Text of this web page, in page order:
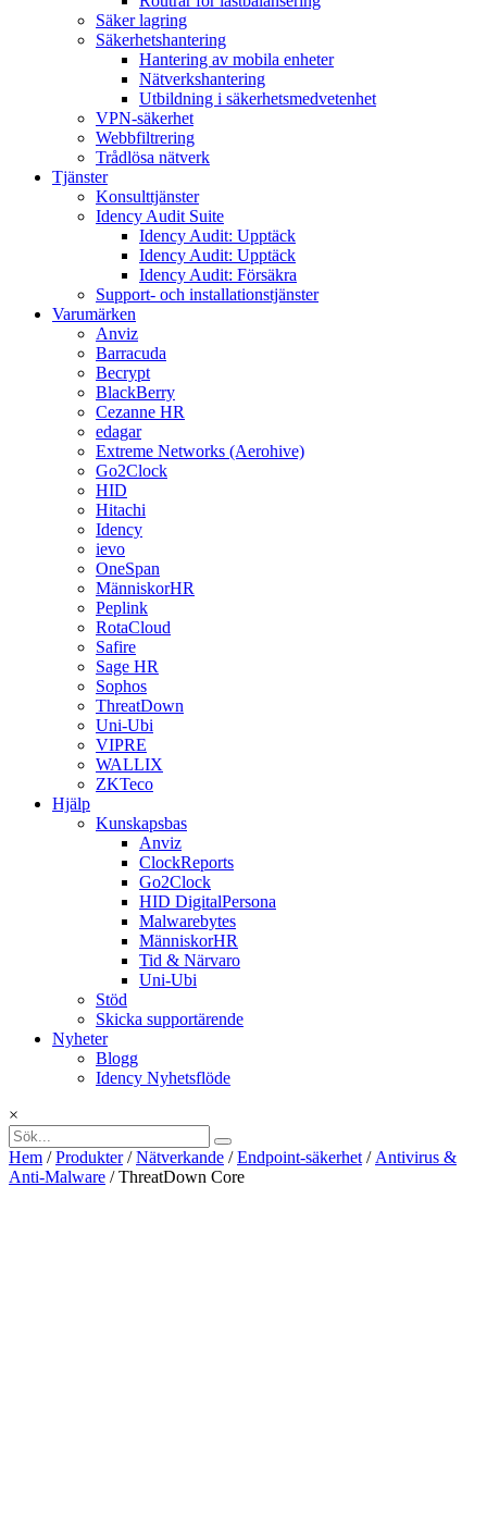
Säker lagring
Säkerhetshantering
Hantering av mobila enheter
Nätverkshantering
Utbildning i säkerhetsmedvetenhet
VPN-säkerhet
Webbfiltrering
Trådlösa nätverk
Tjänster
Konsulttjänster
Idency Audit Suite
Idency Audit: Upptäck
Idency Audit: Upptäck
Idency Audit: Försäkra
Support- och installationstjänster
Varumärken
Anviz
Barracuda
Becrypt
BlackBerry
Cezanne HR
edagar
Extreme Networks (Aerohive)
Go2Clock
HID
Hitachi
Idency
ievo
OneSpan
MänniskorHR
Peplink
RotaCloud
Safire
Sage HR
Sophos
ThreatDown
Uni-Ubi
VIPRE
WALLIX
ZKTeco
Hjälp
Kunskapsbas
Anviz
ClockReports
Go2Clock
HID DigitalPersona
Malwarebytes
MänniskorHR
Tid & Närvaro
Uni-Ubi
Stöd
Skicka supportärende
Nyheter
Blogg
Idency Nyhetsflöde
×
Hem /Produkter/Nätverkande /Endpoint-säkerhet/Antivirus &
Anti-Malware / ThreatDown Core